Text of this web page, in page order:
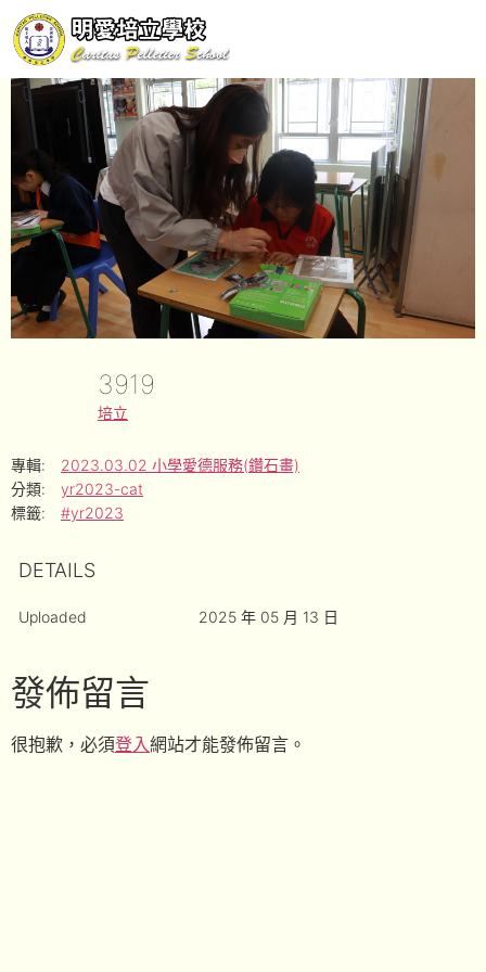
3919
培立
專輯:
2023.03.02 小學愛德服務(鑽石畫)
分類:
yr2023-cat
標籤:
#yr2023
DETAILS
Uploaded 2025 年 05 月 13 日
發佈留言
很抱歉，必須登入網站才能發佈留言。